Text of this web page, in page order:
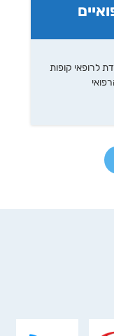
לרופאי קופות